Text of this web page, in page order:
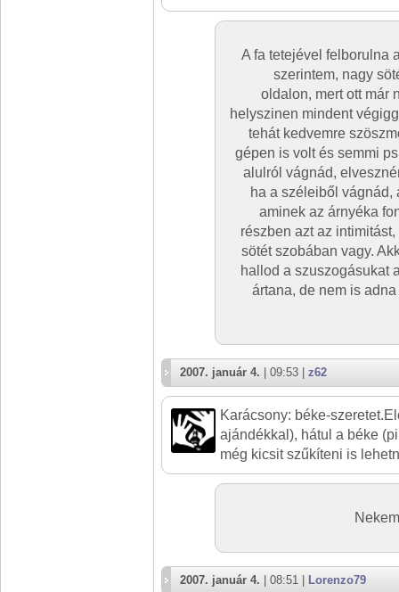
A fa tetejével felborulna
szerintem, nagy
oldalon, mert ott már
helyszinen mindent
tehát kedvemre
gépen is volt és semmi
alulról vágnád,
ha a széleiből vágnád,
aminek az árnyéka
részben azt az
sötét szobában vagy.
hallod a szuszogásukat
ártana, de nem is
2007. január 4. | 09:53 | z62
Karácsony: béke-
ajándékkal), hátul a béke
még kicsit szűkíteni is
2007. január 4. | 08:51 | Lorenzo79